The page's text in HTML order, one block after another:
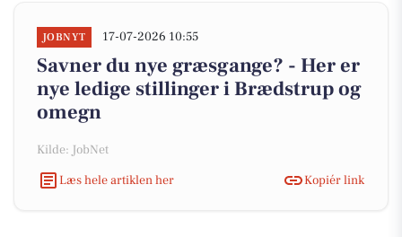
JOBNYT 17-07-2026 10:55
Savner du nye græsgange? - Her er
nye ledige stillinger i Brædstrup og
omegn
Kilde: JobNet
Læs hele artiklen her
Kopiér link